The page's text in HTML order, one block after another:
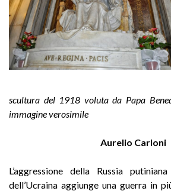
scultura del 1918 voluta da Papa
immagine verosimile
Aurelio Carloni
L’aggressione della Russia
dell’Ucraina aggiunge una guerra in